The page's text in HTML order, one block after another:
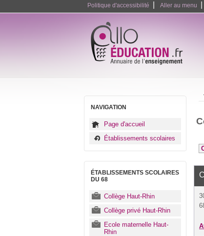
Politique d'accessibilité Aller au menu
NAVIGATION
Page d'accueil
Établissements scolaires
ÉTABLISSEMENTS SCOLAIRES
DU 68
Collège Haut-Rhin
Collège privé Haut-Rhin
Ecole maternelle Haut-
Rhin